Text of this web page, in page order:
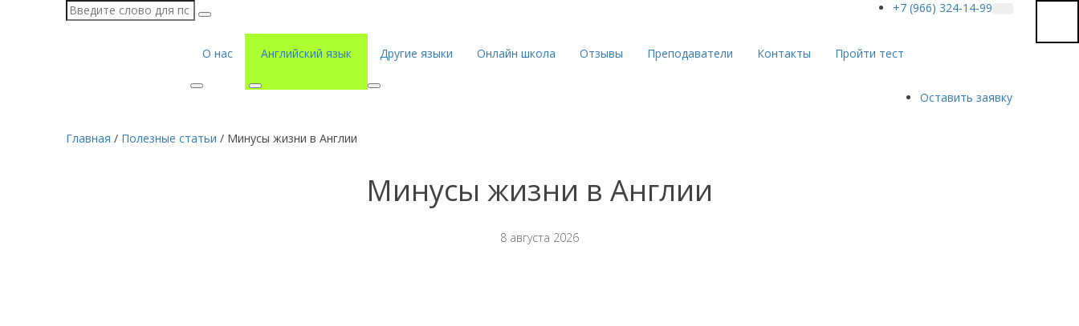
+7 (966) 324-14-99
О нас Английский язык Другие языки Онлайн школа Отзывы Преподаватели Контакты Пройти тест
Оставить заявку
Главная / Полезные статьи / Минусы жизни в Англии
Минусы жизни в Англии
8 августа 2026